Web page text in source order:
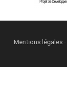
Mentions légales